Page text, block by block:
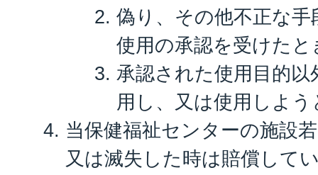
偽り、その他不正な
使用の承認を受けたと
承認された使用目的
用し、又は使用しよ
当保健福祉センターの施設
又は滅失した時は賠償して